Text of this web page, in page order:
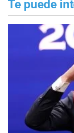
Te puede